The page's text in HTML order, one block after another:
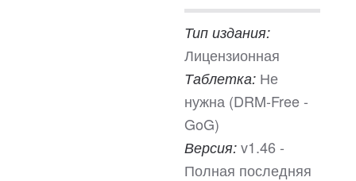
Тип издания:
Лицензионная
Таблетка: Не
нужна (DRM-Free -
GoG)
Версия: v1.46 -
Полная последняя